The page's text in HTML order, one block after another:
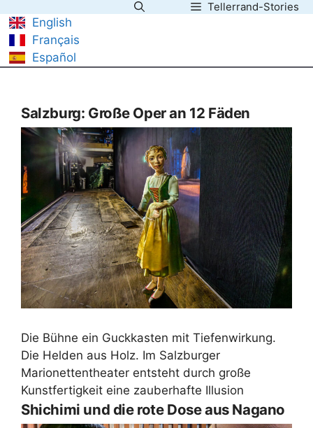
Inhalt
springen
Tellerrand-Stories
English
Français
Español
Salzburg: Große Oper an 12 Fäden
Die Bühne ein Guckkasten mit Tiefenwirkung.
Die Helden aus Holz. Im Salzburger
Marionettentheater entsteht durch große
Kunstfertigkeit eine zauberhafte Illusion
Shichimi und die rote Dose aus Nagano